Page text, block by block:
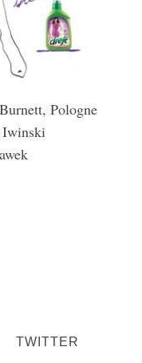
Pologne
TWITTER